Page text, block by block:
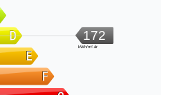
172
kWh/m².år